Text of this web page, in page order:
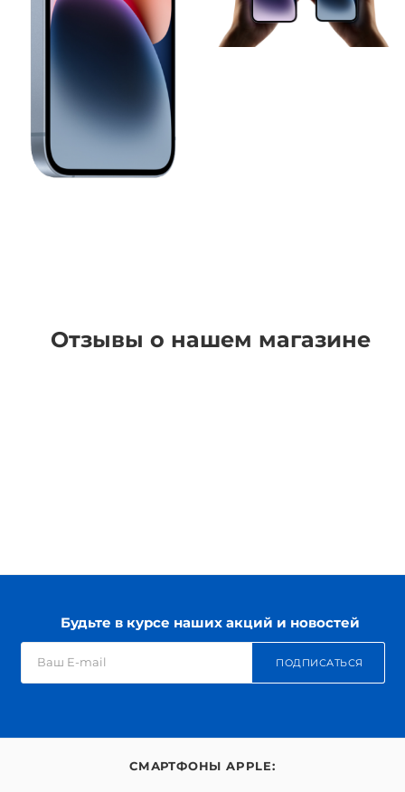
Отзывы о нашем магазине
Будьте в курсе наших акций и новостей
ПОДПИСАТЬСЯ
СМАРТФОНЫ APPLE: